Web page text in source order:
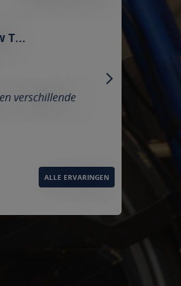
Broeders
geholpen,
en goede service"
ALLE ERVARINGEN